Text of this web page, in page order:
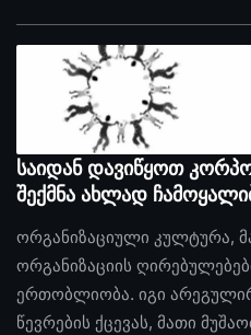
საიდან დავიწყოთ
შექმნა ახლად
ორგანიზაციული კულტურა,
ორგანიზაციის
ერთობლიობა. იგი
წევრების ქცევას, მათი